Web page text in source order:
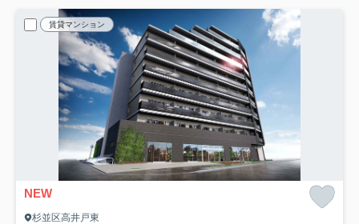
賃貸マンション
NEW
杉並区高井戸東